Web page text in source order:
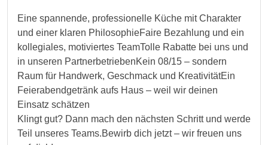
Eine spannende, professionelle Küche mit Charakter
und einer klaren PhilosophieFaire Bezahlung und ein
kollegiales, motiviertes TeamTolle Rabatte bei uns und
in unseren PartnerbetriebenKein 08/15 – sondern
Raum für Handwerk, Geschmack und KreativitätEin
Feierabendgetränk aufs Haus – weil wir deinen
Einsatz schätzen
Klingt gut? Dann mach den nächsten Schritt und werde
Teil unseres Teams.Bewirb dich jetzt – wir freuen uns